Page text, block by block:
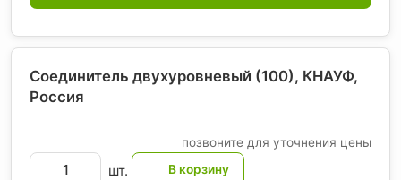
Соединитель двухуровневый (100), КНАУФ,
Россия
позвоните для уточнения цены
шт.